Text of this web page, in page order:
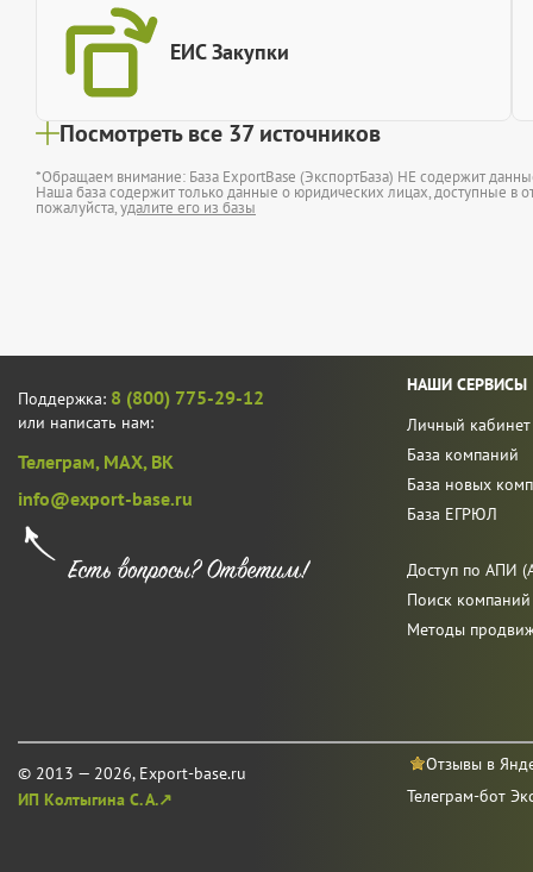
ЕИС Закупки
Посмотреть все 37 источников
*Обращаем внимание: База ExportBase (ЭкспортБаза) НЕ содержит
Наша база содержит только данные о юридических лицах, доступные в
пожалуйста,удалите его из базы
Поддержка: 8 (800) 775-29-12
или написать нам:
Телеграм, MAX, ВК
info@export-base.ru
© 2013 — 2026, Export-base.ru
ИП Колтыгина С. А.↗
НАШИ СЕРВИСЫ
Личный кабинет
База компаний
База новых
База ЕГРЮЛ
Доступ по АПИ
Поиск
Методы
Отзывы в
Телеграм-бот